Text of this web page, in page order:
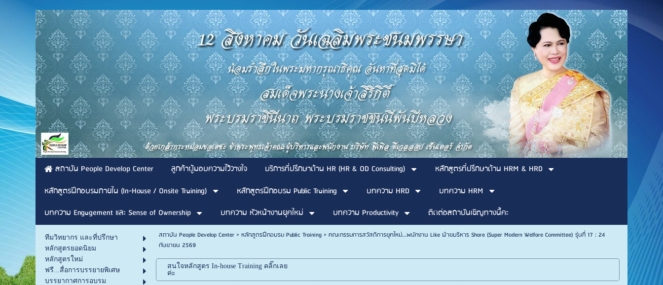
สถาบัน People Develop Center ลูกค้าผู้มอบความไว้วางใจ บริการที่ปรึกษาด้าน HR (HR & OD Consulting)
หลักสูตรที่ปรึกษาด้าน HRM & HRD
หลักสูตรฝึกอบรมภายใน (In-House / Onsite Training)
หลักสูตรฝึกอบรม Public Training บทความ HRD
บทความ HRM
บทความ Engagement และ Sense of Ownership
บทความ หัวหน้างานยุคใหม่ บทความ Productivity ติดต่อสถาบันเชิญทางนี้คะ
ทีมวิทยากร และที่ปรึกษา
หลักสูตรยอดนิยม
หลักสูตรใหม่
ฟรี...สื่อการบรรยายพิเศษ
บรรยากาศการอบรม
สถาบัน People Develop Center> หลักสูตรฝึกอบรม Public Training> คณะกรรมการสวัสดิการยุคใหม่...พนักงาน Like ฝ่ายบริหาร Share (Super Modern Welfare Committee) รุ่นที่ 17 : 24
กันยายน 2569
สนใจหลักสูตร In-house Training คลิ๊กเลย
ค่ะ